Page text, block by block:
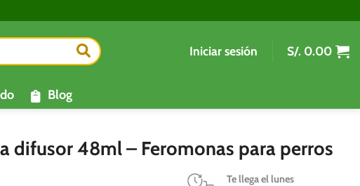
Iniciar sesión S/. 0.00
Blog
difusor 48ml – Feromonas para perros
Te llega el lunes